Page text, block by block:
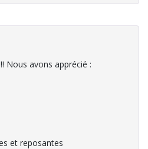
Nous avons apprécié :
et reposantes